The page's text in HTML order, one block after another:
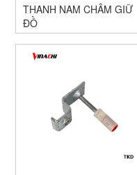
THANH NAM CHÂM GIỮ
ĐỒ